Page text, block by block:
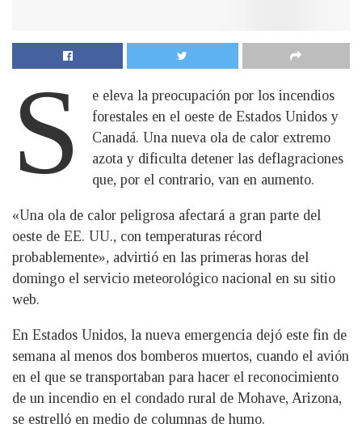
S
e eleva la preocupación por los incendios
forestales en el oeste de Estados Unidos y
Canadá. Una nueva ola de calor extremo
azota y dificulta detener las deflagraciones
que, por el contrario, van en aumento.
«Una ola de calor peligrosa afectará a gran parte del
oeste de EE. UU., con temperaturas récord
probablemente», advirtió en las primeras horas del
domingo el servicio meteorológico nacional en su sitio
web.
En Estados Unidos, la nueva emergencia dejó este fin de
semana al menos dos bomberos muertos, cuando el avión
en el que se transportaban para hacer el reconocimiento
de un incendio en el condado rural de Mohave, Arizona,
se estrelló en medio de columnas de humo.